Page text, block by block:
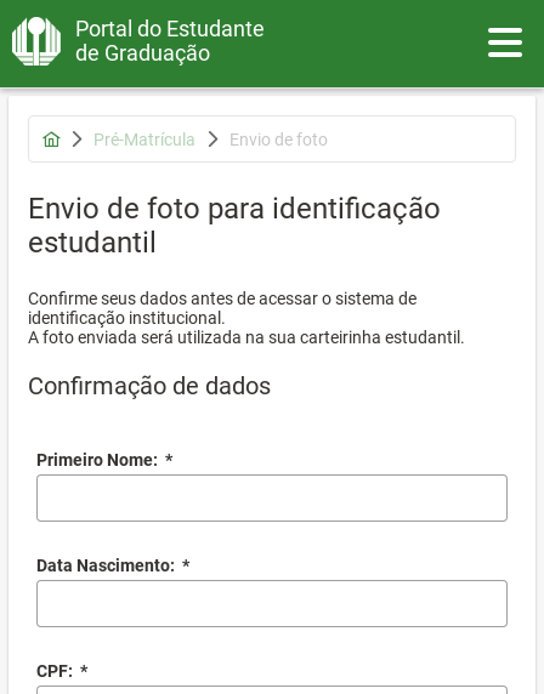
Portal do Estudante
de Graduação
Pré-Matrícula Envio de foto
Envio de foto para identificação
estudantil
Confirme seus dados antes de acessar o sistema de
identificação institucional.
A foto enviada será utilizada na sua carteirinha estudantil.
Confirmação de dados
Primeiro Nome: *
Data Nascimento: *
CPF: *